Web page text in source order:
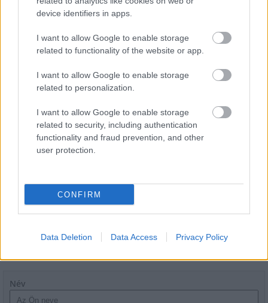
device identifiers in apps.
I want to allow Google to enable storage
related to functionality of the website or app.
I want to allow Google to enable storage
related to personalization.
I want to allow Google to enable storage
related to security, including authentication
functionality and fraud prevention, and other
user protection.
CONFIRM
Data Deletion Data Access Privacy Policy
Hódmezővásárhely jó hírű református
iskoláját
Látványos építési szakasz indult be a
Paks II.: Mit jelent az 5. blokk új
Név